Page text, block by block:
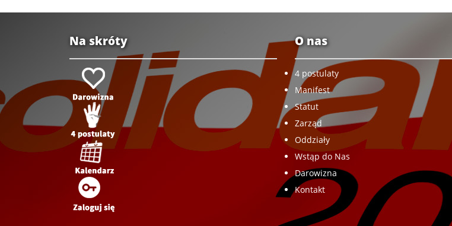
Na skróty O nas
4 postulaty
Manifest
Statut
Zarząd
Oddziały
Wstąp do Nas
Darowizna
Kontakt